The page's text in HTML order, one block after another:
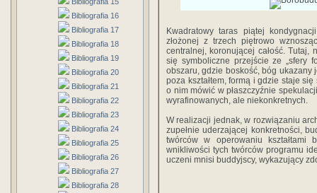
Bibliografia 16
Bibliografia 17
Bibliografia 18
Bibliografia 19
Bibliografia 20
Bibliografia 21
Bibliografia 22
Bibliografia 23
Bibliografia 24
Bibliografia 25
Bibliografia 26
Bibliografia 27
Bibliografia 28
Kwadratowy taras piątej
złożonej z trzech piętrowo
centralnej, koronującej całość. Tutaj,
się symboliczne przejście ze „sfery
obszaru, gdzie boskość, bóg ukazany
poza kształtem, formą i gdzie staje
o nim mówić w płaszczyźnie
wyrafinowanych, ale niekonkretnych.
W realizacji jednak, w rozwiązaniu
zupełnie uderzającej konkretności,
twórców w operowaniu kształtami
wnikliwości tych twórców programu
uczeni mnisi buddyjscy, wykazujący